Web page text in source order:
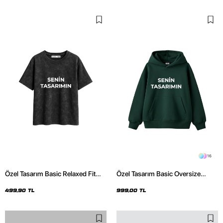
Özel Tasarım Basic Relaxed Fit
499,90 TL
16
Özel Tasarım Basic Oversize
999,00 TL